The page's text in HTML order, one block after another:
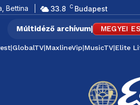
Bettina 33.8 C Budapest
Múltidéző archívum| MEGYEI
|GlobalTV|MaxlineVip|MusicTV|Elite